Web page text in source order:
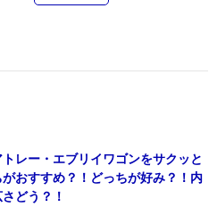
トレー・エブリイワゴンをサクッと
おすすめ？！どっちが好み？！内
どう？！